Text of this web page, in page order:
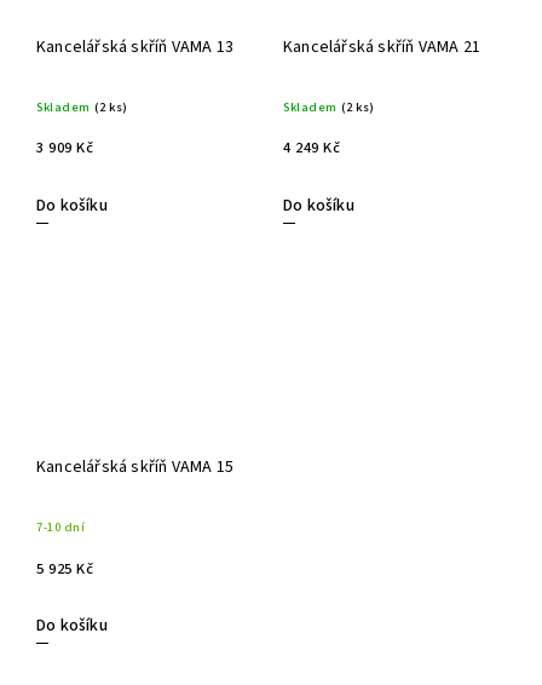
Kancelářská skříň VAMA 13
Skladem (2 ks)
3 909 Kč
Do košíku
Kancelářská skříň VAMA 21
Skladem (2 ks)
4 249 Kč
Do košíku
Kancelářská skříň VAMA 15
7-10 dní
5 925 Kč
Do košíku